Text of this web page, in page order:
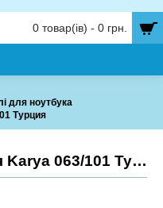
0 товар(ів) - 0 грн.
для ноутбука
Турция
Папка кожаная мужская Karya 063/101 Турция